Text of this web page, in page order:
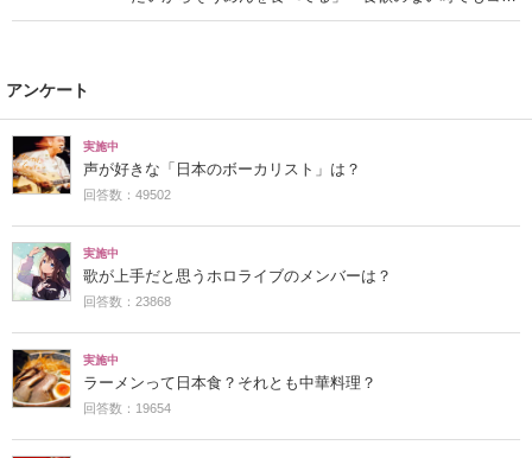
で食べられる」
アンケート
実施中
声が好きな「日本のボーカリスト」は？
回答数：49502
実施中
歌が上手だと思うホロライブのメンバーは？
回答数：23868
実施中
ラーメンって日本食？それとも中華料理？
回答数：19654